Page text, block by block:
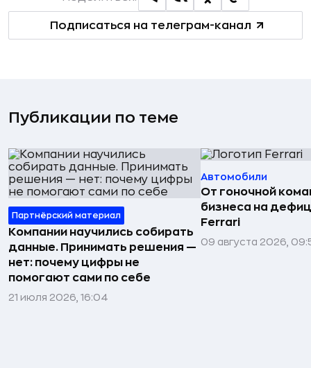
Подписаться на телеграм-канал
Публикации по теме
Партнёрский материал
Компании научились собирать
данные. Принимать решения —
нет: почему цифры не
помогают сами по себе
21 июля 2026, 16:04
Автомобили
От гоночной
бизнеса на
Ferrari
09 августа 2026,